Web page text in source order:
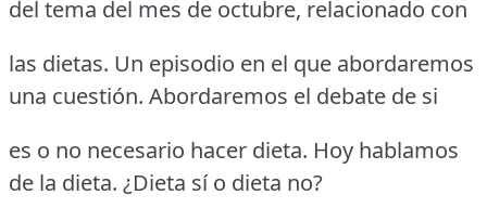
del tema del mes de octubre, relacionado con
las dietas. Un episodio en el que abordaremos
una cuestión. Abordaremos el debate de si
es o no necesario hacer dieta. Hoy hablamos
de la dieta. ¿Dieta sí o dieta no?